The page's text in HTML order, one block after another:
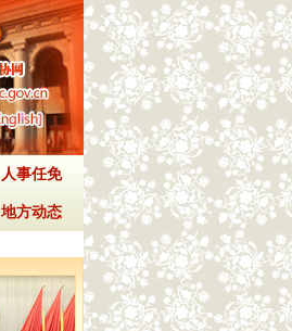
人事任免
地方动态